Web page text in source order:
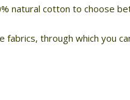
natural cotton to choose
through which you